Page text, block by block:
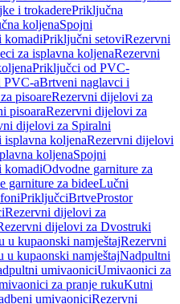
i trokaderePriključna
koljenaSpojni
komadiPriključni setoviRezervni
za isplavna koljenaRezervni
Priključci od PVC-
PVC-aBrtveni naglavci i
pisoareRezervni dijelovi za
pisoaraRezervni dijelovi za
dijelovi za Spiralni
isplavna koljenaRezervni dijelovi
koljenaSpojni
komadiOdvodne garniture za
garniture za bideeLučni
PriključciBrtveProstor
Rezervni dijelovi za
dijelovi za Dvostruki
u kupaonski namještajRezervni
kupaonski namještajNadpultni
umivaoniciUmivaonici za
za pranje rukuKutni
umivaoniciRezervni